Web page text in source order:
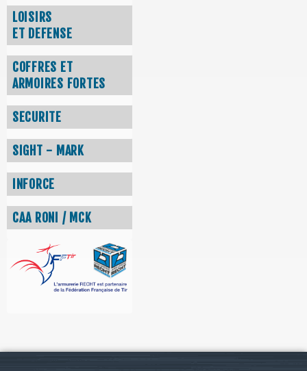
LOISIRS
ET DEFENSE
COFFRES ET
ARMOIRES FORTES
SECURITE
SIGHT - MARK
INFORCE
CAA RONI / MCK